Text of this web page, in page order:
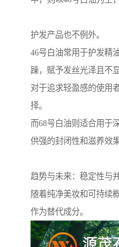
护发产品也不例外。
46号白油常用于护发精
躁，赋予发丝光泽且不
对于追求轻盈感的使用
择。
而68号白油则适合用于
供强的封闭性和滋养效果
趋势与未来：稳定性与
随着纯净美妆和可持续
作为替代成分。